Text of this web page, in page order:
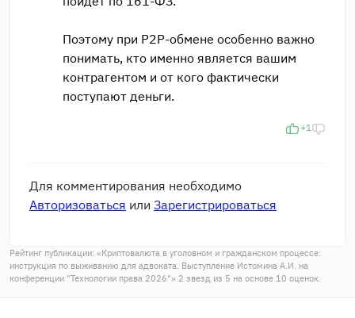
Поэтому при P2P-обмене особенно важно
понимать, кто именно является вашим
контрагентом и от кого фактически
поступают деньги.
+1
Для комментирования необходимо
Авторизоваться или Зарегистрироваться
Рейтинг публикации: «Криптовалюта в уголовном и гражданском процессе:
инструкция по выживанию для адвоката. Выступление Истомина А.И. на
конференции "Технологии права 2026"» 2 звезд из 5 на основе 10 оценок.